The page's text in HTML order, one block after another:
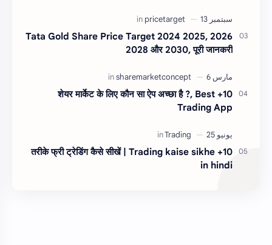
Tata Gold Share Price Target 2024 2025, 2026
2028 और 2030, पूरी जानकरी
10+ शेयर मार्केट के लिए कौन सा ऐप अच्छा है ?, Best
Trading App
10+ तरीके फ्री ट्रेडिंग कैसे सीखें | Trading kaise sikhe
in hindi